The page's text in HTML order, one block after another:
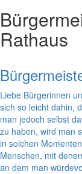
Rathaus
Liebe Bürgerinnen
sich so leicht dahin,
man jedoch selbst
zu haben, wird man
in solchen
Menschen, mit
an dem man